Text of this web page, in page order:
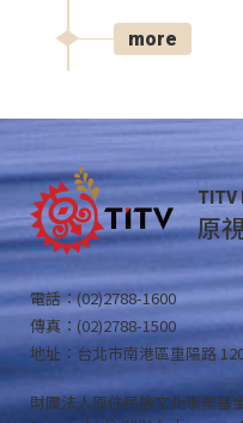
more
TITV
原
電話：(02)2788-1600
傳真：(02)2788-1500
地址：台北市南港區重陽路
財團法人原住民族文化事業基